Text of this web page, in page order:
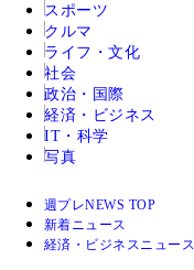
スポーツ
クルマ
ライフ・文化
社会
政治・国際
経済・ビジネス
IT・科学
写真
週プレNEWS TOP
新着ニュース
経済・ビジネスニュース